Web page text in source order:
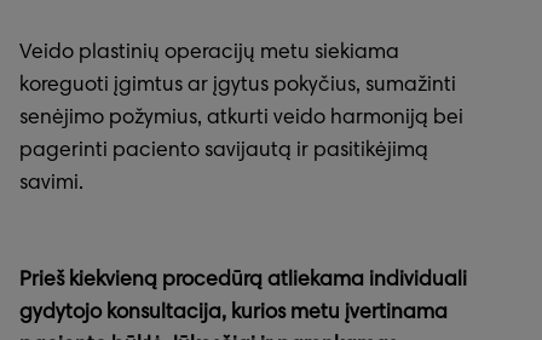
Veido plastinių operacijų metu siekiama
koreguoti įgimtus ar įgytus pokyčius, sumažinti
senėjimo požymius, atkurti veido harmoniją bei
pagerinti paciento savijautą ir pasitikėjimą
savimi.
Prieš kiekvieną procedūrą atliekama individuali
gydytojo konsultacija, kurios metu įvertinama